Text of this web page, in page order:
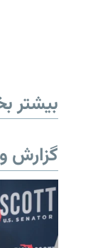
بیشتر
گزارش